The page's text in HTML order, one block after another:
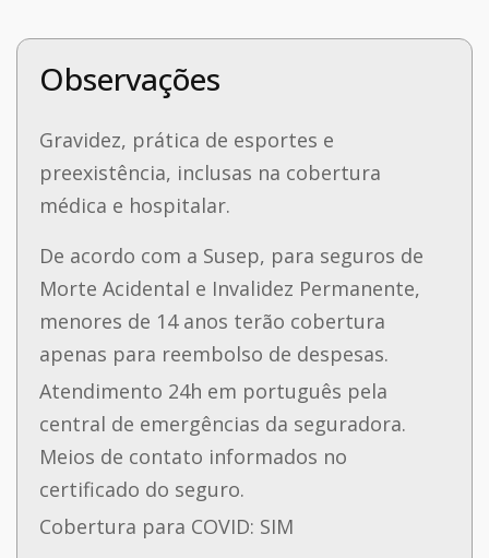
Observações
Gravidez, prática de esportes e
preexistência, inclusas na cobertura
médica e hospitalar.
De acordo com a Susep, para seguros de
Morte Acidental e Invalidez Permanente,
menores de 14 anos terão cobertura
apenas para reembolso de despesas.
Atendimento 24h em português pela
central de emergências da seguradora.
Meios de contato informados no
certificado do seguro.
Cobertura para COVID: SIM